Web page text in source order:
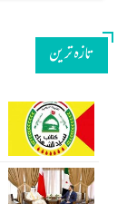
تازه ترین